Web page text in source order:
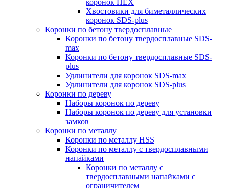
коронок HEX
Хвостовики для биметаллических
коронок SDS-plus
Коронки по бетону твердосплавные
Коронки по бетону твердосплавные SDS-
max
Коронки по бетону твердосплавные SDS-
plus
Удлинители для коронок SDS-max
Удлинители для коронок SDS-plus
Коронки по дереву
Наборы коронок по дереву
Наборы коронок по дереву для установки
замков
Коронки по металлу
Коронки по металлу HSS
Коронки по металлу с твердосплавными
напайками
Коронки по металлу с
твердосплавными напайками c
ограничителем